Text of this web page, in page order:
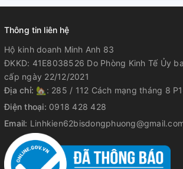
Thông tin liên hệ
Hộ kinh doanh Minh Anh 83
ĐKKD: 41E8038526 Do Phòng Kinh Tế Ủy
cấp ngày 22/12/2021
Địa chỉ: 🏡: 285 / 112 Cách mạng tháng 8
Điện thoại: 0918 428 428
Email: